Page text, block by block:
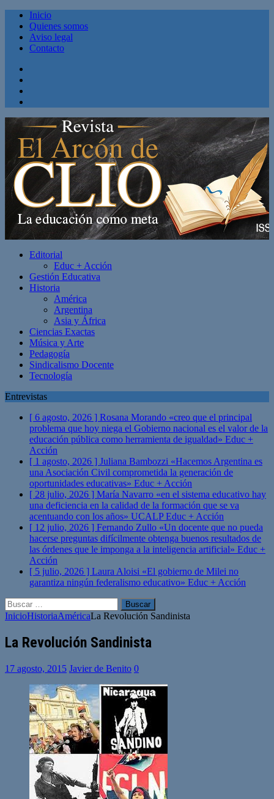
Inicio
Quienes somos
Aviso legal
Contacto
Editorial
Educ + Acción
Gestión Educativa
Historia
América
Argentina
Asia y África
Ciencias Exactas
Música y Arte
Pedagogía
Sindicalismo Docente
Tecnología
Entrevistas
[ 6 agosto, 2026 ] Rosana Morando «creo que el principal
problema que hoy niega el Gobierno nacional es el valor de la
educación pública como herramienta de igualdad» Educ +
Acción
[ 1 agosto, 2026 ] Juliana Bambozzi «Hacemos Argentina es
una Asociación Civil comprometida la generación de
oportunidades educativas» Educ + Acción
[ 28 julio, 2026 ] María Navarro «en el sistema educativo hay
una deficiencia en la calidad de la formación que se va
acentuando con los años» UCALPEduc + Acción
[ 12 julio, 2026 ] Fernando Zullo «Un docente que no pueda
hacerse preguntas difícilmente obtenga buenos resultados de
las órdenes que le imponga a la inteligencia artificial» Educ +
Acción
[ 5 julio, 2026 ] Laura Aloisi «El gobierno de Milei no
garantiza ningún federalismo educativo» Educ + Acción
Buscar:
InicioHistoriaAméricaLa Revolución Sandinista
La Revolución Sandinista
17 agosto, 2015 Javier de Benito 0